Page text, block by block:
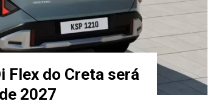
Flex do Creta será
2027